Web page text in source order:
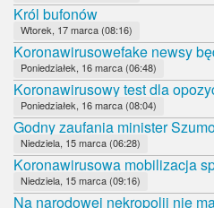
Król bufonów
Wtorek, 17 marca (08:16)
Koronawirusowefake newsy
Poniedziałek, 16 marca (06:48)
Koronawirusowy test dla
Poniedziałek, 16 marca (08:04)
Godny zaufania minister
Niedziela, 15 marca (06:28)
Koronawirusowa mobilizacja
Niedziela, 15 marca (09:16)
Na narodowej nekropolii nie